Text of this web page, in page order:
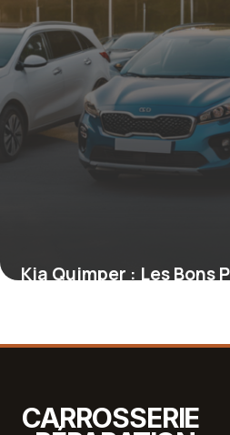
Kia Quimper : Les Bons
CARROSSERIE